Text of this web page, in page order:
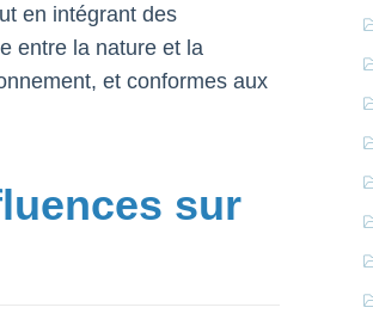
en intégrant des
entre la nature et la
et conformes aux
sur